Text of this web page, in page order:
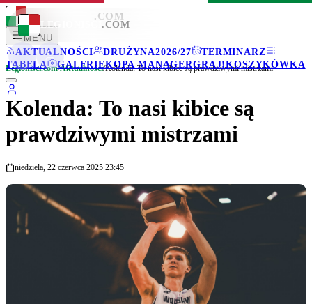
LEGIONISCI .COM
MENU
AKTUALNOŚCI
DRUŻYNA2026/27
TERMINARZ
TABELA
GALERIEKOPA MANAGERGRAJ!KOSZYKÓWKA
LEGIONISCI .COM
Legionisci.com/Aktualności/Kolenda: To nasi kibice są prawdziwymi mistrzami
Kolenda: To nasi kibice są
prawdziwymi mistrzami
niedziela, 22 czerwca 2025 23:45